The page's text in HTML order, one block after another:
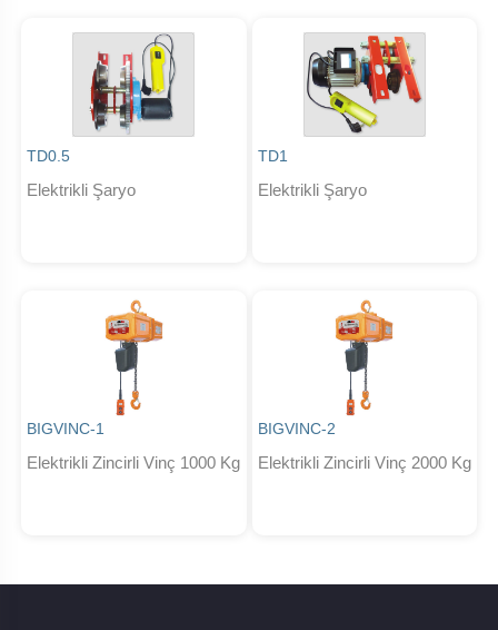
TD0.5
Elektrikli Şaryo
TD1
Elektrikli Şaryo
BIGVINC-1
Elektrikli Zincirli Vinç 1000 Kg
BIGVINC-2
Elektrikli Zincirli Vinç 2000 Kg